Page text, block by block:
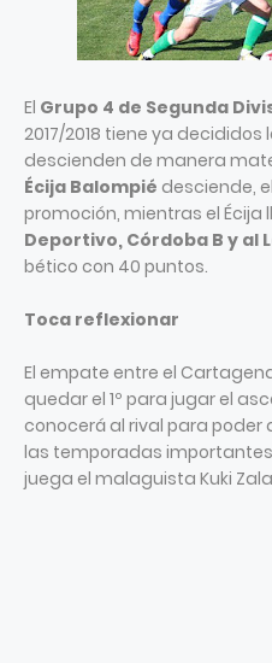
El Grupo 4 de Segunda
2017/2018 tiene ya
descienden de manera
Écija Balompié desciende,
promoción, mientras el Écija
Deportivo, Córdoba B y al
bético con 40 puntos.
Toca reflexionar
El empate entre el
quedar el 1º para jugar el
conocerá al rival para
las temporadas
juega el malaguista Kuki